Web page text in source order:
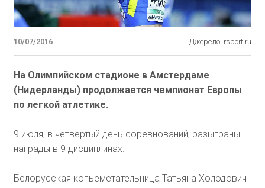
10/07/2016 Джерело: rsport.ru
На Олимпийском стадионе в Амстердаме
(Нидерланды) продолжается чемпионат Европы
по легкой атлетике.
9 июля, в четвертый день соревнований, разыграны
награды в 9 дисциплинах.
Белорусская копьеметательница Татьяна Холодович